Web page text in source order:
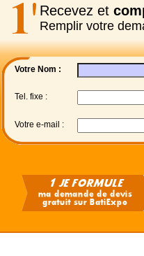
Recevez et
Remplir votre
Votre Nom :
Tel. fixe :
Votre e-mail :